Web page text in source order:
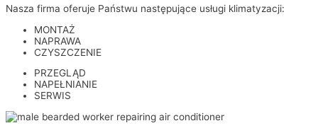
Nasza firma oferuje Państwu następujące usługi klimatyzacji:
MONTAŻ
NAPRAWA
CZYSZCZENIE
PRZEGLĄD
NAPEŁNIANIE
SERWIS